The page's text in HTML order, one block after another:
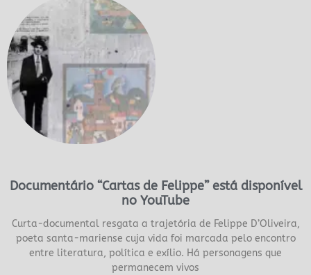
Documentário “Cartas de Felippe” está disponível
no YouTube
Curta-documental resgata a trajetória de Felippe D’Oliveira,
poeta santa-mariense cuja vida foi marcada pelo encontro
entre literatura, política e exílio. Há personagens que
permanecem vivos